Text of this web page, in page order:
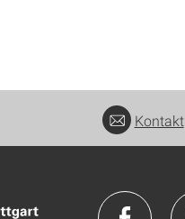
Kontakt